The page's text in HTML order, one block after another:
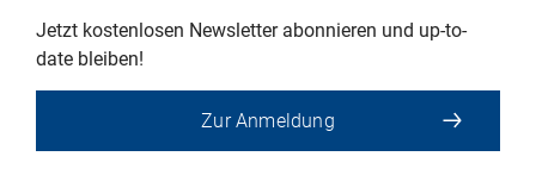
Jetzt kostenlosen Newsletter abonnieren und up-to-
date bleiben!
Zur Anmeldung